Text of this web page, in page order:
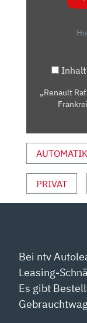
FRANKREICH
|
REVIEW
|
HYBRID“
Inhalt
„Renault
PRIVAT
Bei ntv
Leasing-
Es gibt